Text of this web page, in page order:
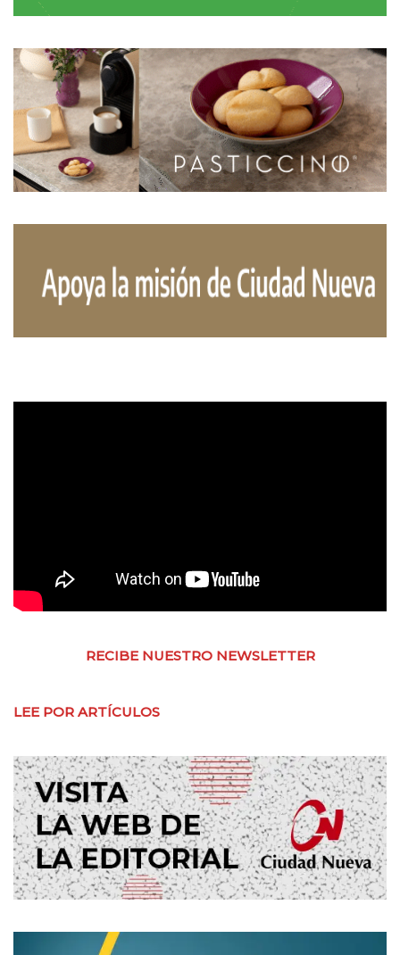
RECIBE NUESTRO NEWSLETTER
LEE POR ARTÍCULOS